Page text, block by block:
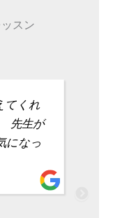
スン
てくれ
先生が
になっ